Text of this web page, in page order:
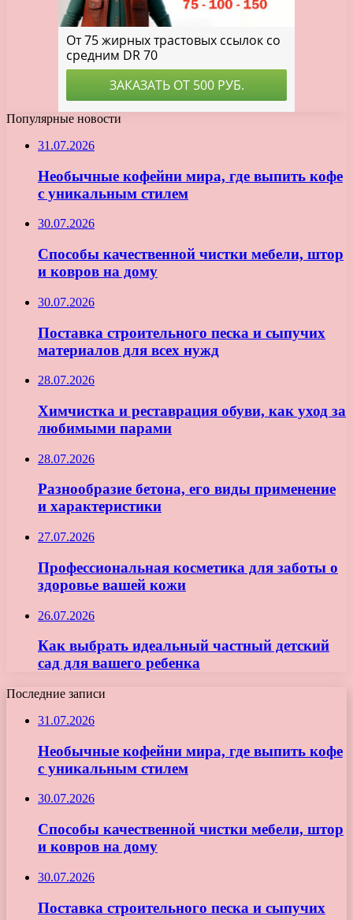
Популярные новости
31.07.2026
Необычные кофейни мира, где выпить кофе
с уникальным стилем
30.07.2026
Способы качественной чистки мебели, штор
и ковров на дому
30.07.2026
Поставка строительного песка и сыпучих
материалов для всех нужд
28.07.2026
Химчистка и реставрация обуви, как уход за
любимыми парами
28.07.2026
Разнообразие бетона, его виды применение
и характеристики
27.07.2026
Профессиональная косметика для заботы о
здоровье вашей кожи
26.07.2026
Как выбрать идеальный частный детский
сад для вашего ребенка
Последние записи
31.07.2026
Необычные кофейни мира, где выпить кофе
с уникальным стилем
30.07.2026
Способы качественной чистки мебели, штор
и ковров на дому
30.07.2026
Поставка строительного песка и сыпучих